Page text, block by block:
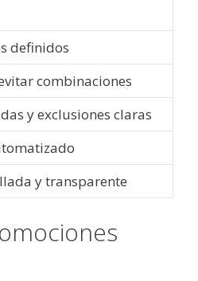
definidos
combinaciones
y exclusiones claras
y transparente